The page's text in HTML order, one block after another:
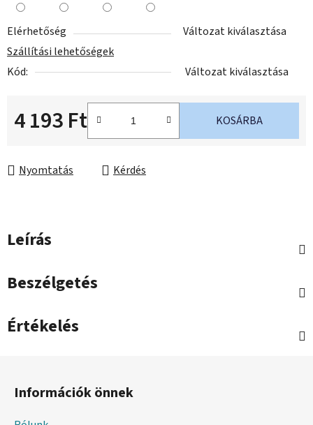
Elérhetőség
Változat kiválasztása
Szállítási lehetőségek
Kód:
Változat kiválasztása
4 193 Ft KOSÁRBA
Nyomtatás Kérdés
Leírás
Beszélgetés
Értékelés
Információk önnek